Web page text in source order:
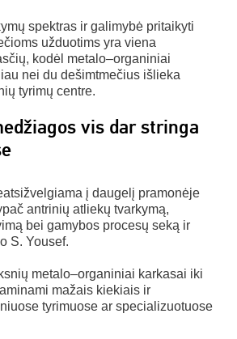
spektras ir galimybė pritaikyti
užduotims yra viena
kodėl metalo–organiniai
nei du dešimtmečius išlieka
tyrimų centre.
vis dar stringa
į daugelį pramonėje
antrinių atliekų tvarkymą,
bei gamybos procesų seką ir
S. Yousef.
metalo–organiniai karkasai iki
mažais kiekiais ir
tyrimuose ar specializuotuose